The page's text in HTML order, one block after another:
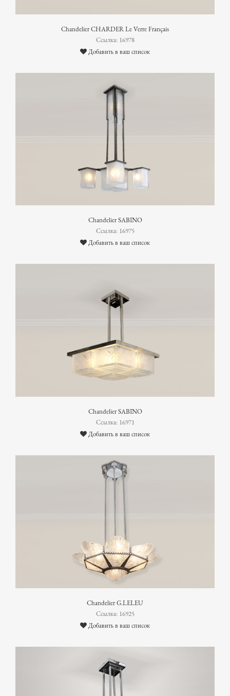
Chandelier CHARDER Le Verre Français
Ссылка: 16978
Добавить в ваш список
Chandelier SABINO
Ссылка: 16975
Добавить в ваш список
Chandelier SABINO
Ссылка: 16971
Добавить в ваш список
Chandelier G.LELEU
Ссылка: 16925
Добавить в ваш список